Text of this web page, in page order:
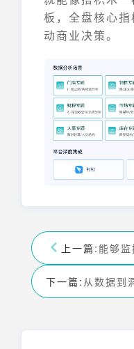
板，全盘核心
动商业决策。
上一篇:
下一篇: